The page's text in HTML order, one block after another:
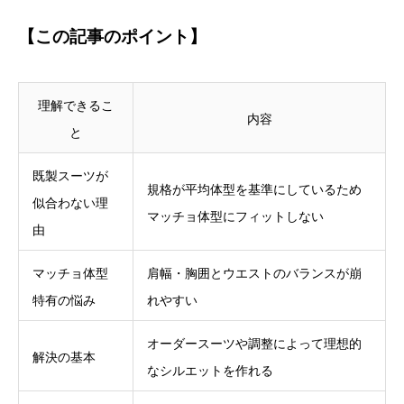
【この記事のポイント】
理解できるこ
と
内容
既製スーツが
似合わない理
由
規格が平均体型を基準にしているため
マッチョ体型にフィットしない
マッチョ体型
特有の悩み
肩幅・胸囲とウエストのバランスが崩
れやすい
解決の基本
オーダースーツや調整によって理想的
なシルエットを作れる